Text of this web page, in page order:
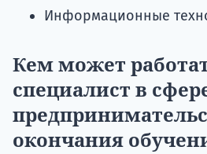
Информационные
Кем может
специалист в
окончания